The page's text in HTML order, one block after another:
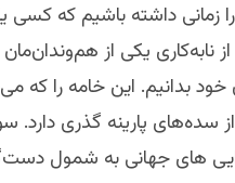
زمانی داشته باشیم که
نابه‌کاری یکی از
بدانیم. این خامه را که
سده‌های پارینه گذری دارد.
های جهانی به شمول